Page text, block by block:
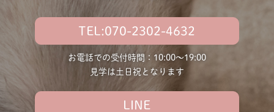
TEL:070-2302-4632
お電話での受付時間：10:00〜19:00
見学は土日祝となります
LINE